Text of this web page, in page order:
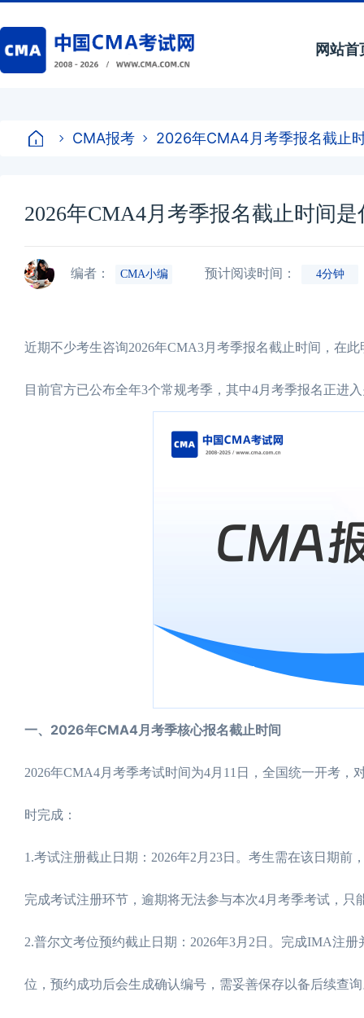
网站首
CMA报考 2026年CMA4月考季报名截止
2026年CMA4月考季报名截止时间
编者： CMA小编 预计阅读时间： 4分钟
近期不少考生咨询2026年CMA3月考季报名截止时间，在
目前官方已公布全年3个常规考季，其中4月考季报名正进
一、2026年CMA4月考季核心报名截止时间
2026年CMA4月考季考试时间为4月11日，全国统一开考
时完成：
1.考试注册截止日期：2026年2月23日。考生需在该日期
完成考试注册环节，逾期将无法参与本次4月考季考试，只
2.普尔文考位预约截止日期：2026年3月2日。完成IMA注
位，预约成功后会生成确认编号，需妥善保存以备后续查